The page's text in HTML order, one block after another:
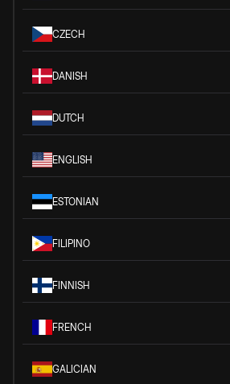
CZECH
DANISH
DUTCH
ENGLISH
ESTONIAN
FILIPINO
FINNISH
FRENCH
GALICIAN